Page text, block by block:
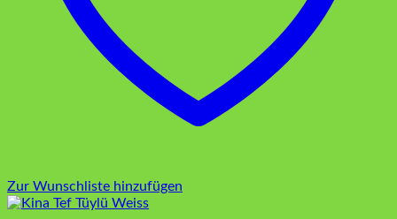
Zur Wunschliste hinzufügen